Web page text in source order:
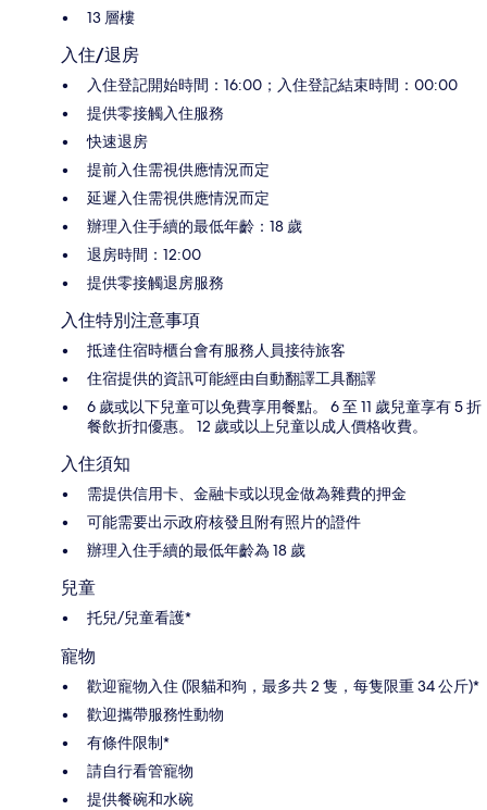
13 層樓
入住/退房
入住登記開始時間：16:00；入住登記結束時間：00:00
提供零接觸入住服務
快速退房
提前入住需視供應情況而定
延遲入住需視供應情況而定
辦理入住手續的最低年齡：18 歲
退房時間：12:00
提供零接觸退房服務
入住特別注意事項
抵達住宿時櫃台會有服務人員接待旅客
住宿提供的資訊可能經由自動翻譯工具翻譯
6 歲或以下兒童可以免費享用餐點。 6 至 11 歲兒童享有 5 折
餐飲折扣優惠。 12 歲或以上兒童以成人價格收費。
入住須知
需提供信用卡、金融卡或以現金做為雜費的押金
可能需要出示政府核發且附有照片的證件
辦理入住手續的最低年齡為 18 歲
兒童
托兒/兒童看護*
寵物
歡迎寵物入住 (限貓和狗，最多共 2 隻，每隻限重 34 公斤)*
歡迎攜帶服務性動物
有條件限制*
請自行看管寵物
提供餐碗和水碗